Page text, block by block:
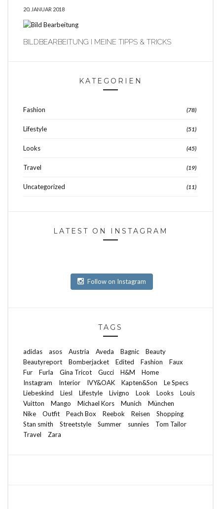
20. JANUAR 2018
BILDBEARBEITUNG I MEINE TIPPS & TRICKS
KATEGORIEN
Fashion (78)
Lifestyle (51)
Looks (45)
Travel (19)
Uncategorized (11)
LATEST ON INSTAGRAM
Follow on Instagram
TAGS
adidas asos Austria Aveda Bagnic
Beauty
Beautyreport
Bomberjacket Edited Fashion
Faux
Fur
Furla Gina Tricot Gucci H&M
Home
Instagram
Interior IVY&OAK Kapten&Son
Le Specs
Liebeskind
Liesl Lifestyle Livigno Look Looks
Louis
Vuitton
Mango Michael Kors Munich
München
Nike
Outfit Peach Box Reebok Reisen
Shopping
Stan smith
Streetstyle Summer sunnies
Tom Tailor
Travel
Zara